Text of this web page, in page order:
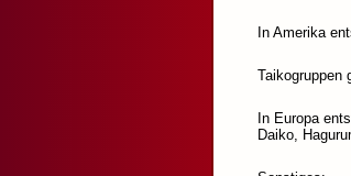
In Amerika
Taikogruppen
In Europa
Daiko,